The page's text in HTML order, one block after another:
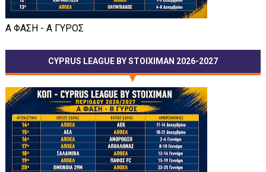
Α ΦΑΣΗ - Α ΓΥΡΟΣ
CYPRUS LEAGUE BY STOIXIMAN 2026-2027